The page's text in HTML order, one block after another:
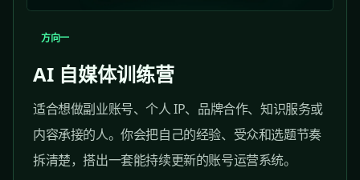
方向一
AI 自媒体训练营
适合想做副业账号、个人 IP、品牌合作、知识服务或
内容承接的人。你会把自己的经验、受众和选题节奏
拆清楚，搭出一套能持续更新的账号运营系统。